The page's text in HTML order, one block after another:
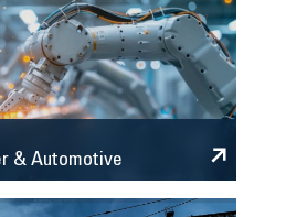
& Automotive